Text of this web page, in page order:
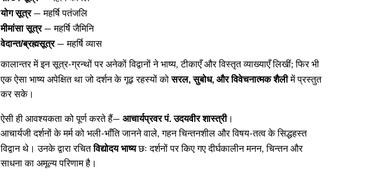
योग सूत्र— महर्षि पतंजलि
मीमांसा सूत्र— महर्षि जैमिनि
वेदान्त/ब्रह्मसूत्र— महर्षि व्यास
कालान्तर में इन सूत्र-ग्रन्थों पर अनेकों विद्वानों ने भाष्य, टीकाएँ और विस्तृत व्याख्याएँ लिखीं; फिर भी
एक ऐसा भाष्य अपेक्षित था जो दर्शन के गूढ़ रहस्यों कोसरल, सुबोध, और विवेचनात्मक शैलीमें प्रस्तुत
कर सके।
ऐसी ही आवश्यकता को पूर्ण करते हैं— आचार्यप्रवर पं. उदयवीर शास्त्री।
आचार्यजी दर्शनों के मर्म को भली-भाँति जानने वाले, गहन चिन्तनशील और विषय-तत्व के सिद्धहस्त
विद्वान थे। उनके द्वारा रचितविद्योदय भाष्यछः दर्शनों पर किए गए दीर्घकालीन मनन, चिन्तन और
साधना का अमूल्य परिणाम है।